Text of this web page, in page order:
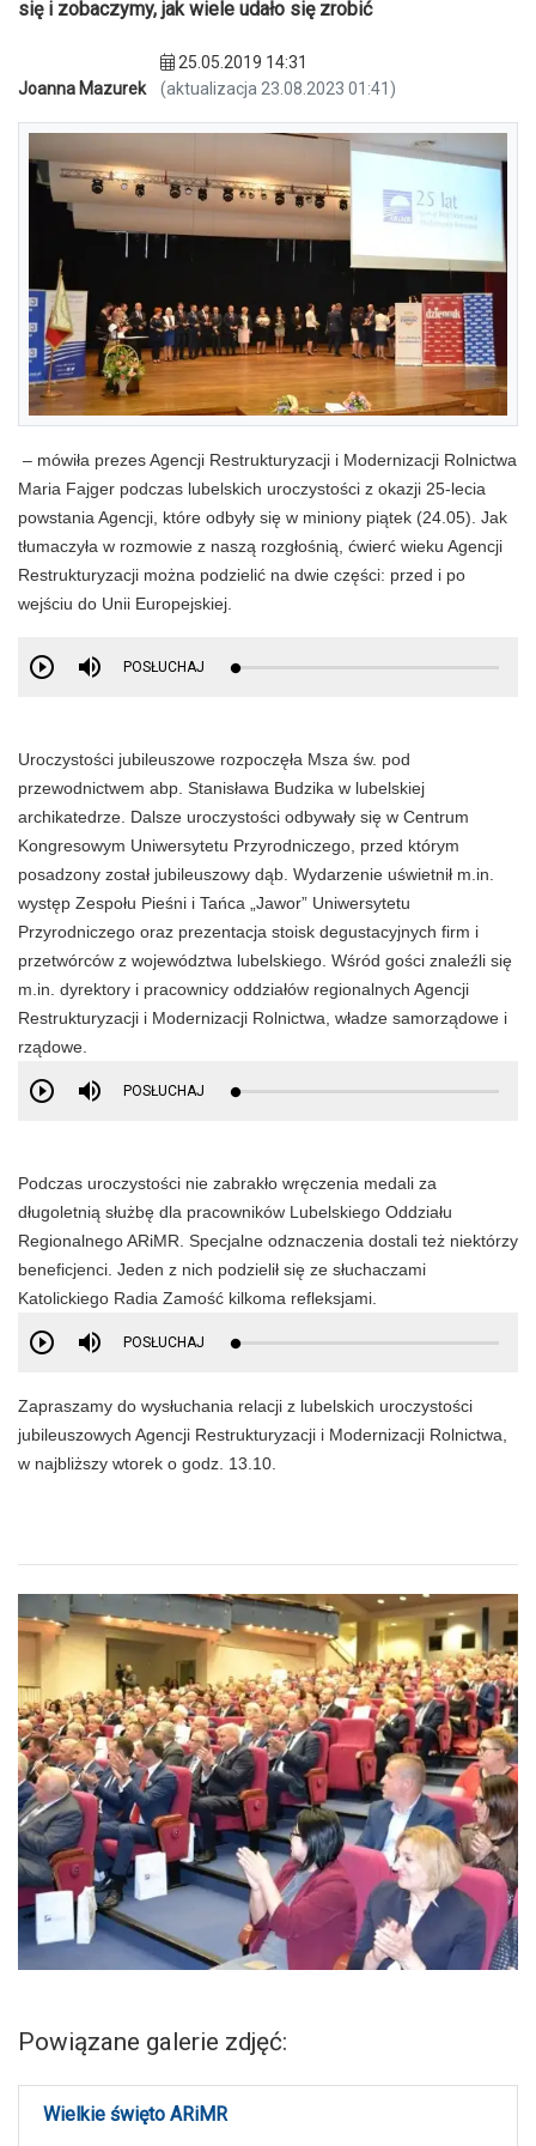
się i zobaczymy, jak wiele udało się zrobić
Joanna Mazurek
25.05.2019 14:31
(aktualizacja 23.08.2023 01:41)
– mówiła prezes Agencji Restrukturyzacji i Modernizacji Rolnictwa
Maria Fajger podczas lubelskich uroczystości z okazji 25-lecia
powstania Agencji, które odbyły się w miniony piątek (24.05). Jak
tłumaczyła w rozmowie z naszą rozgłośnią, ćwierć wieku Agencji
Restrukturyzacji można podzielić na dwie części: przed i po
wejściu do Unii Europejskiej.
POSŁUCHAJ
Uroczystości jubileuszowe rozpoczęła Msza św. pod
przewodnictwem abp. Stanisława Budzika w lubelskiej
archikatedrze. Dalsze uroczystości odbywały się w Centrum
Kongresowym Uniwersytetu Przyrodniczego, przed którym
posadzony został jubileuszowy dąb. Wydarzenie uświetnił m.in.
występ Zespołu Pieśni i Tańca „Jawor” Uniwersytetu
Przyrodniczego oraz prezentacja stoisk degustacyjnych firm i
przetwórców z województwa lubelskiego. Wśród gości znaleźli się
m.in. dyrektory i pracownicy oddziałów regionalnych Agencji
Restrukturyzacji i Modernizacji Rolnictwa, władze samorządowe i
rządowe.
POSŁUCHAJ
Podczas uroczystości nie zabrakło wręczenia medali za
długoletnią służbę dla pracowników Lubelskiego Oddziału
Regionalnego ARiMR. Specjalne odznaczenia dostali też niektórzy
beneficjenci. Jeden z nich podzielił się ze słuchaczami
Katolickiego Radia Zamość kilkoma refleksjami.
POSŁUCHAJ
Zapraszamy do wysłuchania relacji z lubelskich uroczystości
jubileuszowych Agencji Restrukturyzacji i Modernizacji Rolnictwa,
w najbliższy wtorek o godz. 13.10.
Powiązane galerie zdjęć:
Wielkie święto ARiMR